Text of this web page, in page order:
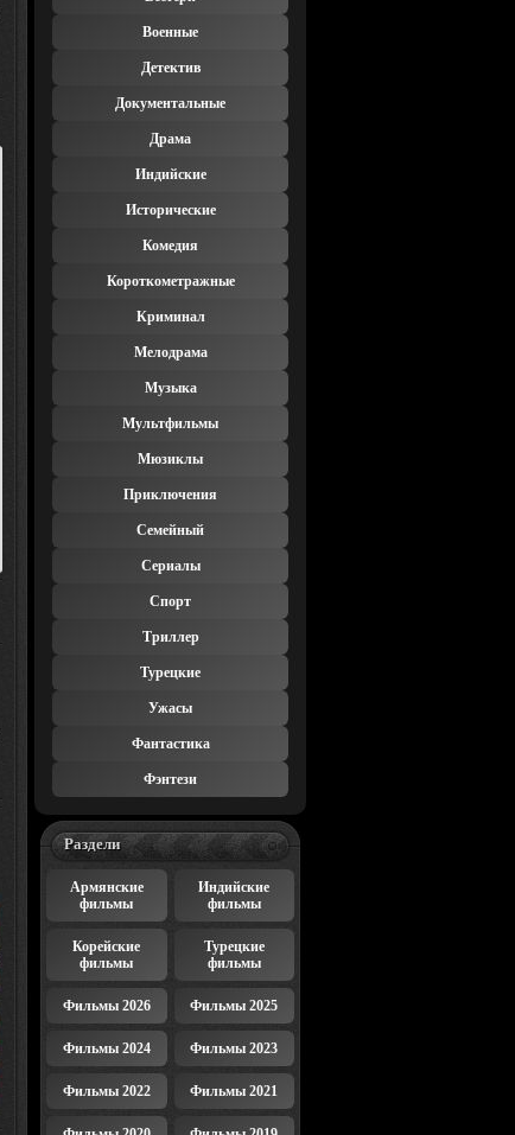
Военные
Детектив
Документальные
Драма
Индийские
Исторические
Комедия
Короткометражные
Криминал
Мелодрама
Музыка
Мультфильмы
Мюзиклы
Приключения
Семейный
Сериалы
Спорт
Триллер
Турецкие
Ужасы
Фантастика
Фэнтези
Раздели
Армянские
фильмы
Индийские
фильмы
Корейские
фильмы
Турецкие
фильмы
Фильмы 2026 Фильмы 2025
Фильмы 2024 Фильмы 2023
Фильмы 2022 Фильмы 2021